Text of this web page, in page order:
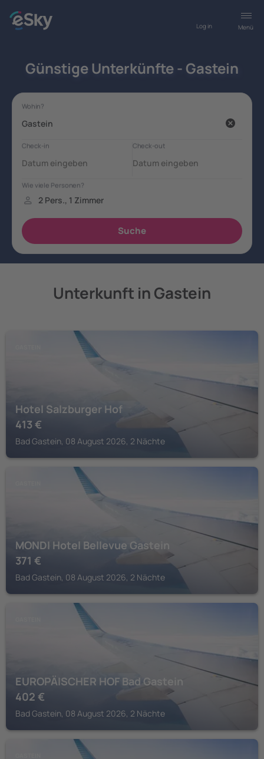
Menü
Log in
Günstige Unterkünfte - Gastein
Unterkunft in Gastein
Hotel Salzburger Hof
413 €
Bad Gastein, 08 August 2026, 2 Nächte
MONDI Hotel Bellevue Gastein
371 €
Bad Gastein, 08 August 2026, 2 Nächte
EUROPÄISCHER HOF Bad Gastein
402 €
Bad Gastein, 08 August 2026, 2 Nächte